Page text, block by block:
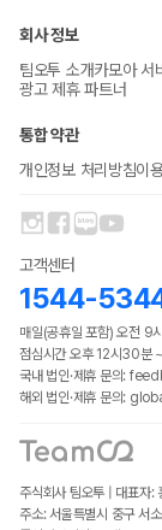
회사 정보
팀오투 소개카모아 서
광고 제휴 파트너
통합 약관
개인정보 처리방침이
고객센터
1544-
매일(공휴일 포함) 오전 9
점심시간 오후 12시30분
국내 법인·제휴 문의:
해외 법인·제휴 문의:
주식회사 팀오투 | 대표
주소: 서울특별시 중구 서